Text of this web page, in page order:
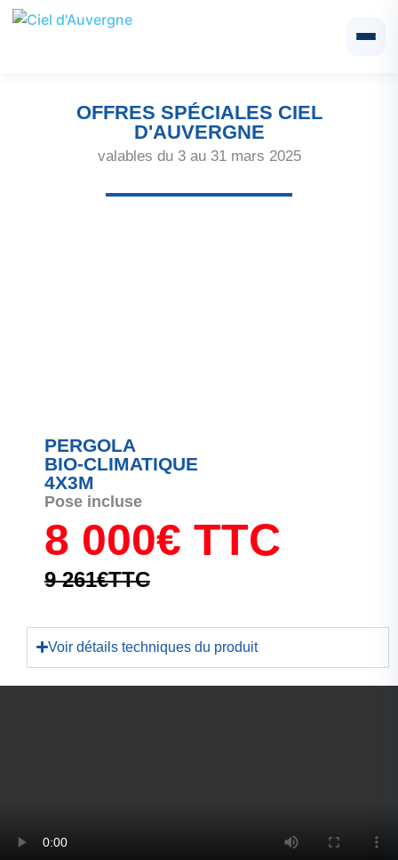
OFFRES SPÉCIALES CIEL
D'AUVERGNE
valables du 3 au 31 mars 2025
PERGOLA
BIO-CLIMATIQUE
4X3M
Pose incluse
8 000€ TTC
9 261€TTC
Voir détails techniques du produit